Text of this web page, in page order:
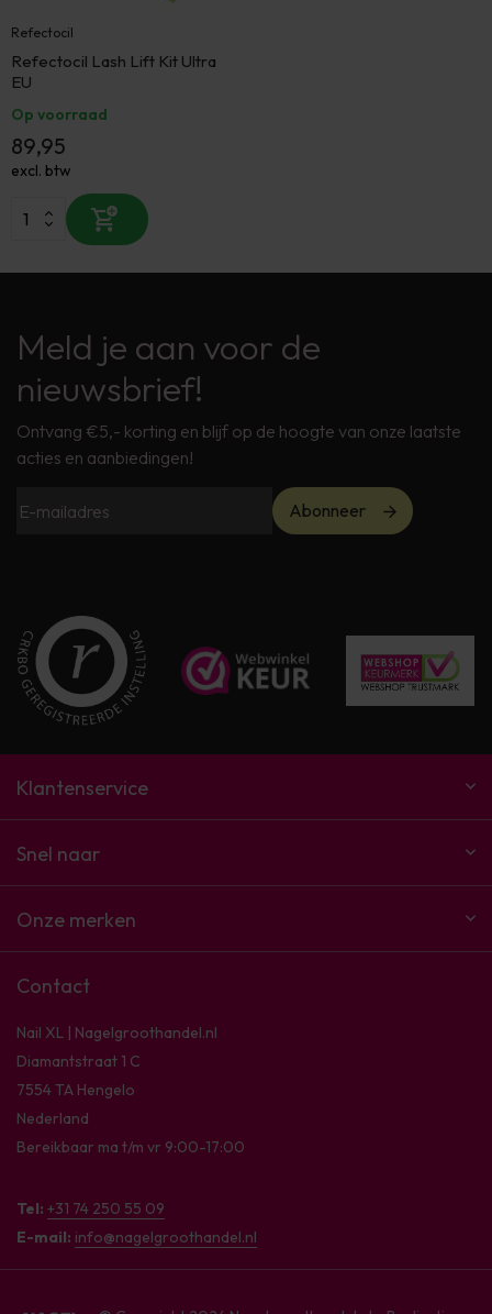
Refectocil
Refectocil Lash Lift Kit Ultra
EU
Op voorraad
89,95
excl. btw
Meld je aan voor de
nieuwsbrief!
Ontvang €5,- korting en blijf op de hoogte van onze laatste
acties en aanbiedingen!
Abonneer
Klantenservice
Snel naar
Onze merken
Contact
Nail XL | Nagelgroothandel.nl
Diamantstraat 1 C
7554 TA Hengelo
Nederland
Bereikbaar ma t/m vr 9:00-17:00
Tel: +31 74 250 55 09
E-mail: info@nagelgroothandel.nl